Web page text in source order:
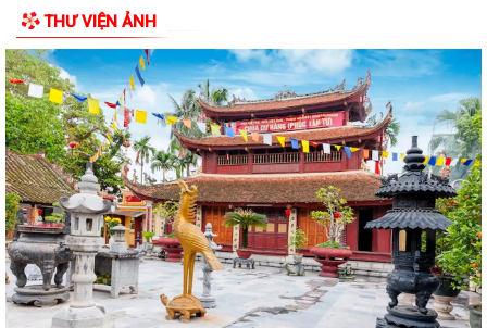
Kế hoạch triển khai cài đặt, sử dụng ứng dựng eTax mobile phục vụ
nộp thuế sử dụng đất phi nông...
PHƯỜNG LÊ ĐẠI HÀNH THAM DỰ HỘI NGHỊ TOÀN QUỐC QUÁN TRIỆT,
TRIỂN KHAI NGHỊ QUYẾT HỘI NGHỊ TRUNG ƯƠNG...
HOẠT ĐỘNG CỦA HỘI CỰU CHIẾN BINH PHƯỜNG LÊ ĐẠI HÀNH NHÂN KỶ
NIỆM 79 NĂM NGÀY THƯƠNG BINH - LIỆT SĨ...
ỦY BAN MTTQ VIỆT NAM PHƯỜNG LÊ ĐẠI HÀNH PHỐI HỢP VỚI NGÂN
HÀNG CHÍNH SÁCH XÃ HỘI CHÍ LINH THĂM,...
THÔNG BÁO Kết quả kỳ họp thứ Năm (Kỳ họp thường lệ giữa năm
2026) Hội đồng nhân dân phường khóa...
THƯ VIỆN ẢNH